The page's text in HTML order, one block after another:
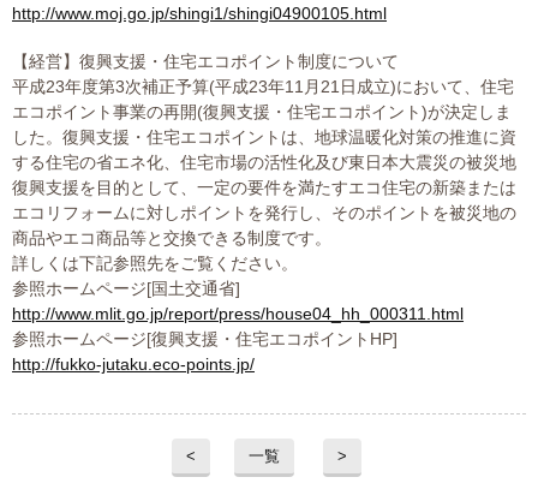
http://www.moj.go.jp/shingi1/shingi04900105.html
【経営】復興支援・住宅エコポイント制度について
平成23年度第3次補正予算(平成23年11月21日成立)において、住宅
エコポイント事業の再開(復興支援・住宅エコポイント)が決定しま
した。復興支援・住宅エコポイントは、地球温暖化対策の推進に資
する住宅の省エネ化、住宅市場の活性化及び東日本大震災の被災地
復興支援を目的として、一定の要件を満たすエコ住宅の新築または
エコリフォームに対しポイントを発行し、そのポイントを被災地の
商品やエコ商品等と交換できる制度です。
詳しくは下記参照先をご覧ください。
参照ホームページ[国土交通省]
http://www.mlit.go.jp/report/press/house04_hh_000311.html
参照ホームページ[復興支援・住宅エコポイントHP]
http://fukko-jutaku.eco-points.jp/
< 一覧 >